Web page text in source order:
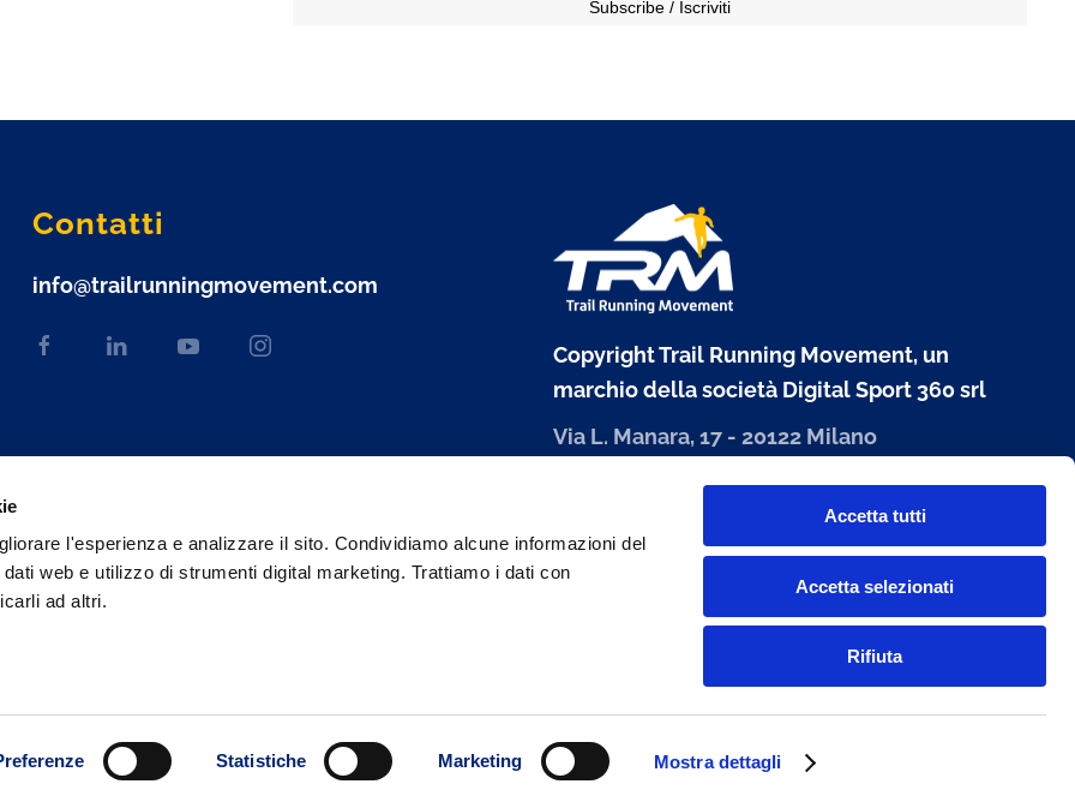
l'esperienza e analizzare il sito. Condividiamo alcune informazioni del
web e utilizzo di strumenti digital marketing. Trattiamo i dati con
ad altri.
Statistiche Marketing Mostra dettagli
Accetta tutti
Accetta selezionati
Rifiuta
Contatti
info@trailrunningmovement.com
Copyright Trail Running Movement, un
marchio della società Digital Sport 360 srl
Via L. Manara, 17 - 20122 Milano
P. IVA 10303680960
www.digitalsport360.com